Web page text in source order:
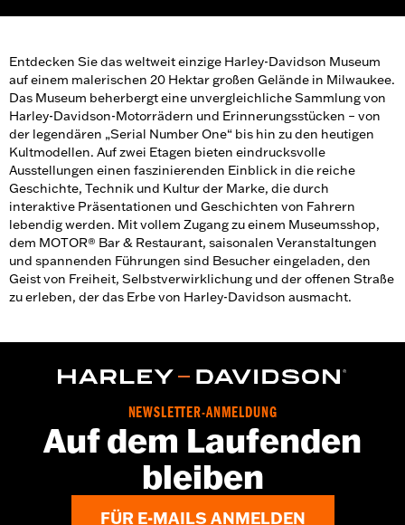
Entdecken Sie das weltweit einzige Harley-Davidson Museum
auf einem malerischen 20 Hektar großen Gelände in Milwaukee.
Das Museum beherbergt eine unvergleichliche Sammlung von
Harley-Davidson-Motorrädern und Erinnerungsstücken – von
der legendären „Serial Number One“ bis hin zu den heutigen
Kultmodellen. Auf zwei Etagen bieten eindrucksvolle
Ausstellungen einen faszinierenden Einblick in die reiche
Geschichte, Technik und Kultur der Marke, die durch
interaktive Präsentationen und Geschichten von Fahrern
lebendig werden. Mit vollem Zugang zu einem Museumsshop,
dem MOTOR® Bar & Restaurant, saisonalen Veranstaltungen
und spannenden Führungen sind Besucher eingeladen, den
Geist von Freiheit, Selbstverwirklichung und der offenen Straße
zu erleben, der das Erbe von Harley-Davidson ausmacht.
NEWSLETTER-ANMELDUNG
Auf dem Laufenden
bleiben
FÜR E-MAILS ANMELDEN